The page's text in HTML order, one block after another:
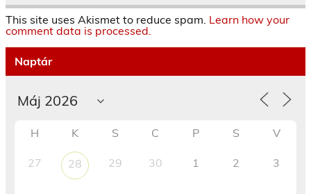
This site uses Akismet to reduce spam. Learn how your
comment data is processed.
Naptár
H K S C P S V
27 28 29 30 1 2 3